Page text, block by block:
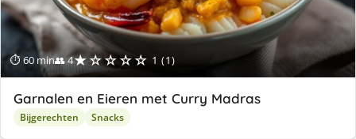
⏱ 60 min👥 4★☆☆☆☆ 1 (1)
Garnalen en Eieren met Curry Madras
Bijgerechten Snacks